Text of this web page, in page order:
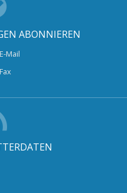
ABONNIEREN
Mail